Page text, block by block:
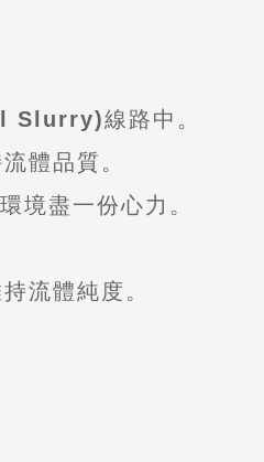
Slurry)線路中。
體品質。
境盡一份心力。
流體純度。